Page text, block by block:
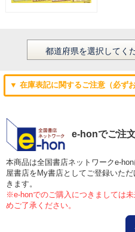
▼ 在庫表記に関するご注意（必ずお
e-honでご注
本商品は全国書店ネットワークe-
屋書店をMy書店としてご登録いた
きます。
※e-honでのご購入につきましては
めご了承ください。